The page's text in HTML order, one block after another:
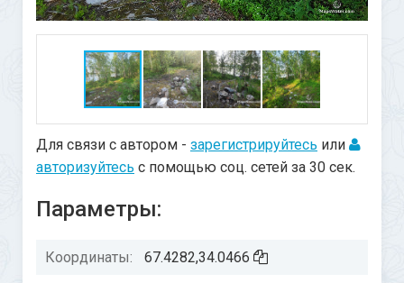
Для связи с автором - зарегистрируйтесь или
авторизуйтесь с помощью соц. сетей за 30 сек.
Параметры:
Координаты: 67.4282,34.0466